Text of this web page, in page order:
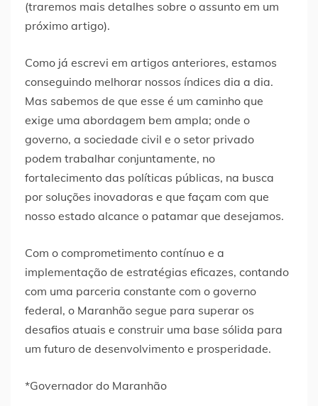
(traremos mais detalhes sobre o assunto em um
próximo artigo).
Como já escrevi em artigos anteriores, estamos
conseguindo melhorar nossos índices dia a dia.
Mas sabemos de que esse é um caminho que
exige uma abordagem bem ampla; onde o
governo, a sociedade civil e o setor privado
podem trabalhar conjuntamente, no
fortalecimento das políticas públicas, na busca
por soluções inovadoras e que façam com que
nosso estado alcance o patamar que desejamos.
Com o comprometimento contínuo e a
implementação de estratégias eficazes, contando
com uma parceria constante com o governo
federal, o Maranhão segue para superar os
desafios atuais e construir uma base sólida para
um futuro de desenvolvimento e prosperidade.
*Governador do Maranhão